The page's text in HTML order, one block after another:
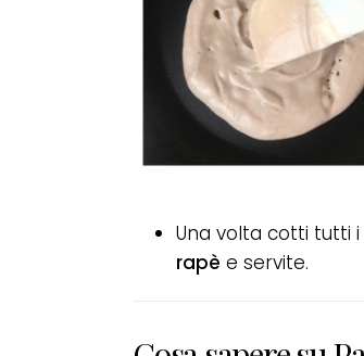
Una volta cotti tutti i
rapè e servite.